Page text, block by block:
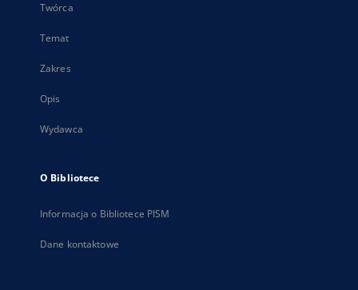
Twórca
Temat
Zakres
Opis
Wydawca
O Bibliotece
Informacja o Bibliotece PISM
Dane kontaktowe